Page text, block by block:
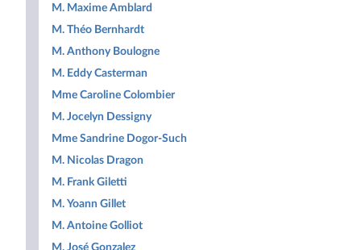
M. Maxime Amblard
M. Théo Bernhardt
M. Anthony Boulogne
M. Eddy Casterman
Mme Caroline Colombier
M. Jocelyn Dessigny
Mme Sandrine Dogor-Such
M. Nicolas Dragon
M. Frank Giletti
M. Yoann Gillet
M. Antoine Golliot
M. José Gonzalez